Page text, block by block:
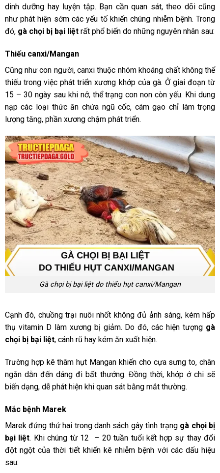
dinh dưỡng hay luyện tập. Bạn cần quan sát, theo dõi cũng
như phát hiện sớm các yếu tố khiến chúng nhiễm bệnh. Trong
đó, gà chọi bị bại liệtrất phổ biến do những nguyên nhân sau:
Thiếu canxi/Mangan
Cũng như con người, canxi thuộc nhóm khoáng chất không thể
thiếu trong việc phát triển xương khớp của gà. Ở giai đoạn từ
15 – 30 ngày sau khi nở, thể trạng con non còn yếu. Khi dung
nạp các loại thức ăn chứa ngũ cốc, cám gạo chỉ làm trọng
lượng tăng, phần xương chậm phát triển.
Gà chọi bị bại liệt do thiếu hụt canxi/Mangan
Cạnh đó, chuồng trại nuôi nhốt không đủ ảnh sáng, kém hấp
thụ vitamin D làm xương bị giảm. Do đó, các hiện tượng gà
chọi bị bại liệt, cánh rũ hay kém ăn xuất hiện.
Trường hợp kê thâm hụt Mangan khiến cho cựa sưng to, chân
ngắn dẫn đến dáng đi bất thưởng. Đồng thời, khớp ở chi sẽ
biến dạng, dễ phát hiện khi quan sát bằng mắt thường.
Mắc bệnh Marek
Marek đứng thứ hai trong danh sách gây tình trạng gà chọi bị
bại liệt. Khi chúng từ 12 – 20 tuần tuổi kết hợp sự thay đổi
đột ngột của thời tiết khiến kê nhiễm bệnh với các dấu hiệu
sau: